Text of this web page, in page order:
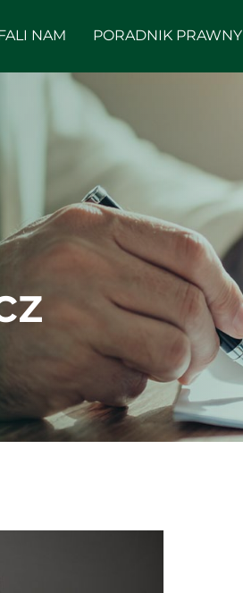
NAM PORADNIK PRAWNY